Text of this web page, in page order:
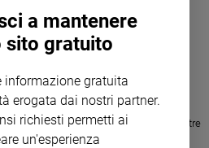
installazione, edificio, opera d’arte, è
italiano".
dei capolavori degli artigiani orafi, mentre
c'è il Gioiello Day.
a mantenere
sito gratuito
informazione gratuita
erogata dai nostri partner.
richiesti permetti ai
un'esperienza